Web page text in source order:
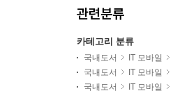
관련분류
카테고리 분류
국내도서 IT 모바일
국내도서
IT 모바일
국내도서
IT 모바일